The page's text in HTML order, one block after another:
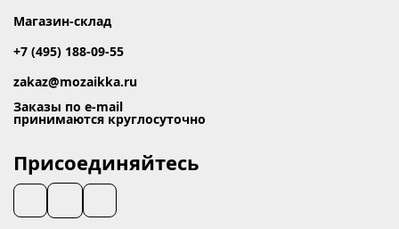
Магазин-склад
+7 (495) 188-09-55
zakaz@mozaikka.ru
Заказы по e-mail
принимаются круглосуточно
Присоединяйтесь